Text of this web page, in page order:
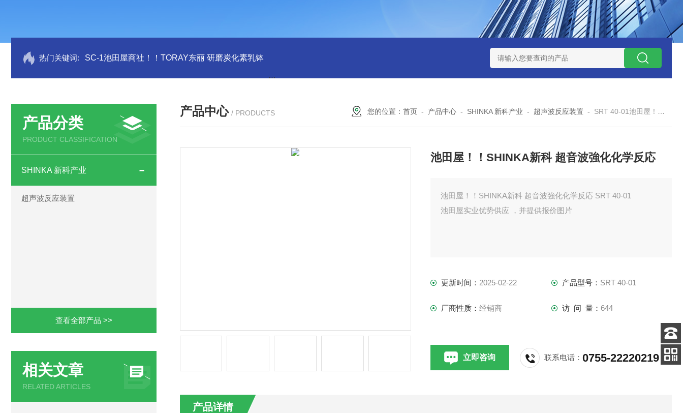
热门关键词: SC-1池田屋商社！！TORAY东丽 研磨炭化素乳钵 AGB-K-0.2-C01-H03池田屋！！TORAY东丽 TZP氧化锆陶瓷研磨球 AGB-K-0.4-C01-Q69全新！！TORAY东丽
产品分类
PRODUCT CLASSIFICATION
SHINKA 新科产业
超声波反应装置
查看全部产品 >>
相关文章
RELATED ARTICLES
产品中心 / PRODUCTS 您的位置：首页 - 产品中心 - SHINKA 新科产业 - 超声波反应装置 - SRT 40-01池田屋！！SHINKA新科 超音波強化化学反応
池田屋！！SHINKA新科 超音波強化化学反応
池田屋！！SHINKA新科 超音波強化化学反応 SRT 40-01
池田屋实业优势供应 ，并提供报价图片
更新时间： 2025-02-22 产品型号： SRT 40-01
厂商性质：经销商 访 问 量： 644
立即咨询 联系电话：0755-22220219
产品详情
客服
电话